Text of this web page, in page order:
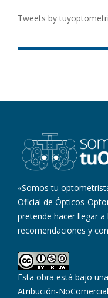
Tweets by
«Somos tu
Oficial de Ópticos-
pretende hacer llegar
recomendaciones y
Esta obra está bajo una
Atribución-